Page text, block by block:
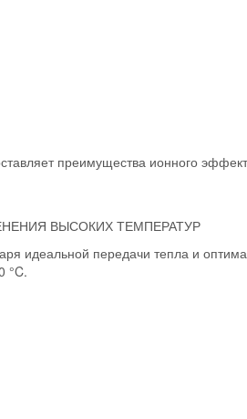
преимущества ионного
ВЫСОКИХ ТЕМПЕРАТУР
идеальной передачи тепла и
°C.